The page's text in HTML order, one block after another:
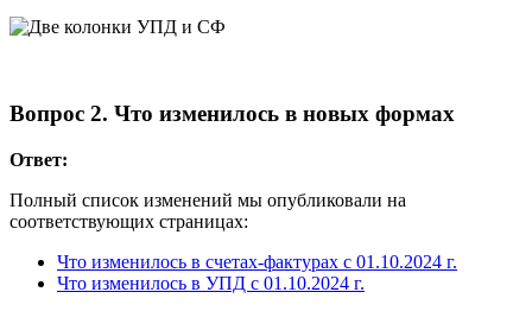
Вопрос 2. Что изменилось в новых формах
Ответ:
Полный список изменений мы опубликовали на
соответствующих страницах:
Что изменилось в счетах-фактурах с 01.10.2024 г.
Что изменилось в УПД с 01.10.2024 г.